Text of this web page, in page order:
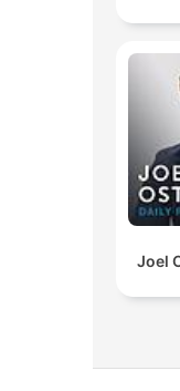
Joel